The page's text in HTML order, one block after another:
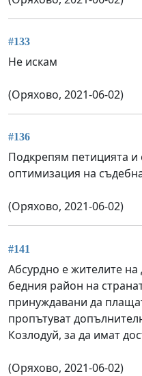
#133
Не искам
(Оряхово, 2021-06-02)
#136
Подкрепям петицията
оптимизация на
(Оряхово, 2021-06-02)
#141
Абсурдно е жителите
бедния район на
принуждавани да
пропътуват
Козлодуй, за да имат
(Оряхово, 2021-06-02)